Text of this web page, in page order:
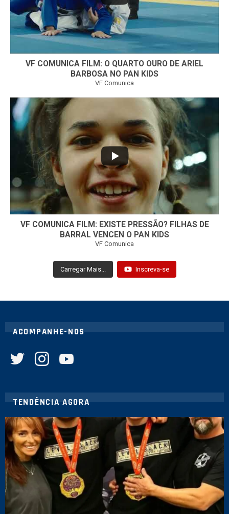
VF COMUNICA FILM: O QUARTO OURO DE ARIEL
BARBOSA NO PAN KIDS
VF Comunica
...
32
VF COMUNICA FILM: EXISTE PRESSÃO? FILHAS DE
BARRAL VENCEN O PAN KIDS
VF Comunica
Carregar Mais... Inscreva-se
ACOMPANHE-NOS
TENDÊNCIA AGORA